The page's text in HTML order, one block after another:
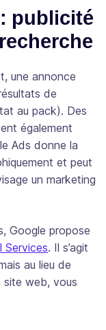
publicité
une annonce
de
au pack). Des
également
Ads donne la
et peut
un marketing
Google propose
Services. Il s’agit
au lieu de
site web, vous